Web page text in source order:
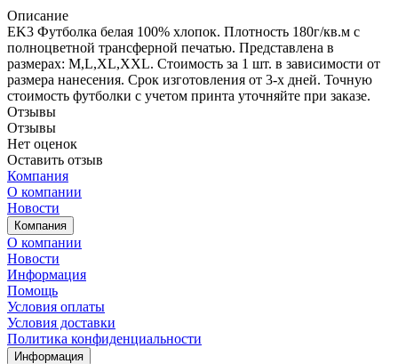
Описание
EK3 Футболка белая 100% хлопок. Плотность 180г/кв.м с
полноцветной трансферной печатью. Представлена в
размерах: M,L,XL,XXL. Стоимость за 1 шт. в зависимости от
размера нанесения. Срок изготовления от 3-х дней. Точную
стоимость футболки с учетом принта уточняйте при заказе.
Отзывы
Отзывы
Нет оценок
Оставить отзыв
Компания
О компании
Новости
Компания
О компании
Новости
Информация
Помощь
Условия оплаты
Условия доставки
Политика конфиденциальности
Информация